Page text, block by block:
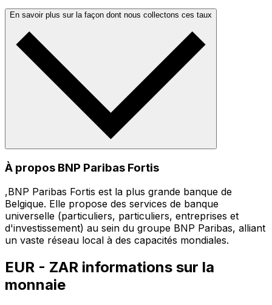
En savoir plus sur la façon dont nous collectons ces taux
À propos BNP Paribas Fortis
,BNP Paribas Fortis est la plus grande banque de
Belgique. Elle propose des services de banque
universelle (particuliers, particuliers, entreprises et
d'investissement) au sein du groupe BNP Paribas, alliant
un vaste réseau local à des capacités mondiales.
EUR - ZAR informations sur la
monnaie